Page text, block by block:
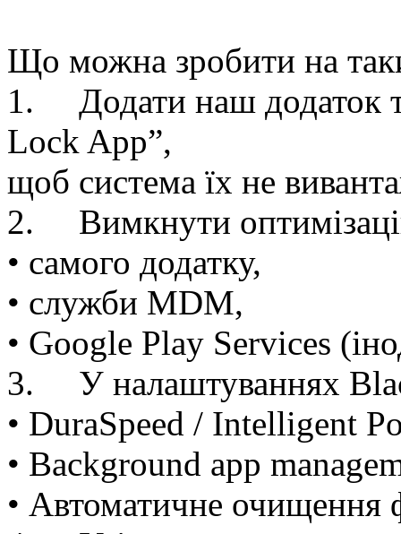
Що можна зробити на
1.
Додати наш додаток
Lock App”,
щоб система їх не
2.
Вимкнути
• самого додатку,
• служби MDM,
• Google Play Services
3.
У налаштуваннях
• DuraSpeed / Intelligent
• Background app
• Автоматичне очищення